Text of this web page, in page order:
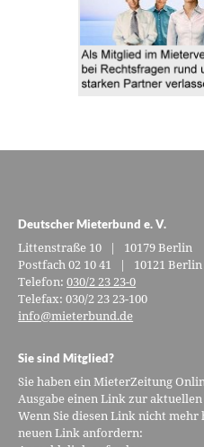
Deutscher Mieterbund e. V.
Littenstraße 10 | 10179 Berlin
Postfach 02 10 41 | 10121 Berlin
Telefon:030/2 23 23-0
Telefax: 030/2 23 23-100
info@mieterbund.de
Sie sind Mitglied?
Sie haben ein MieterZeitung
Ausgabe einen Link zur
Wenn Sie diesen Link nicht mehr
neuen Link anfordern: